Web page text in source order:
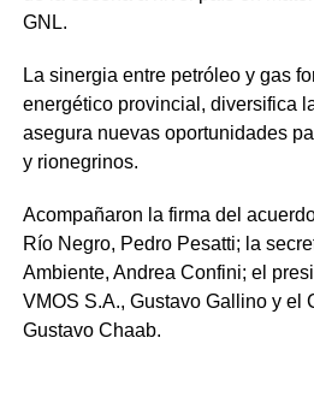
GNL.
La sinergia entre petróleo y gas
energético provincial, diversifica
asegura nuevas oportunidades
y rionegrinos.
Acompañaron la firma del
Río Negro, Pedro Pesatti; la
Ambiente, Andrea Confini; el
VMOS S.A., Gustavo Gallino y el
Gustavo Chaab.